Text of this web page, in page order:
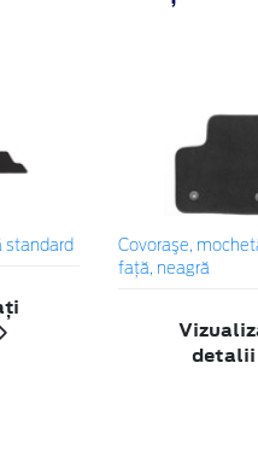
standard
Covoraşe,
faţă, neagră
detalii